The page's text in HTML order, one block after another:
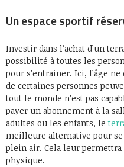
Un espace sportif
Investir dans l’achat d’un
possibilité à toutes les
pour s’entrainer. Ici, l’âge
de certaines personnes
tout le monde n’est pas
payer un abonnement à la
adultes ou les enfants, le
meilleure alternative pour
plein air. Cela leur
physique.